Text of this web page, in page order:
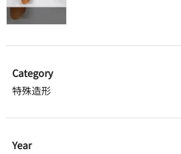
Category
特殊造形
Year